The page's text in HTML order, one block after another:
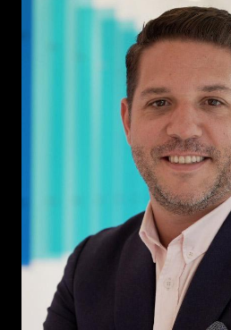
Inscribir
Boletería